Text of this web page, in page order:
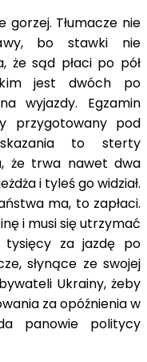
Tłumacze nie
bo stawki nie
że sąd płaci po pół
jest dwóch po
wyjazdy. Egzamin
przygotowany pod
skazania to sterty
że trwa nawet dwa
i tyleś go widział.
ma, to zapłaci.
i musi się utrzymać
tysięcy za jazdę po
słynące ze swojej
Ukrainy, żeby
za opóźnienia w
panowie politycy